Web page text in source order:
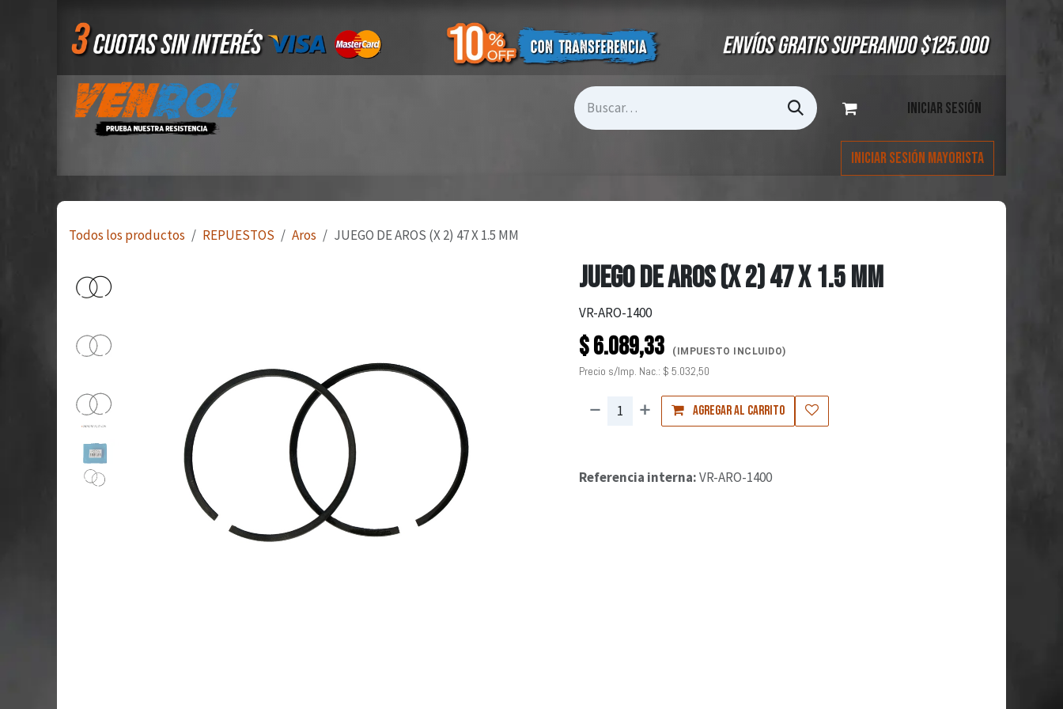
Iniciar sesión
Iniciar Sesión Mayorista
Todos los productos REPUESTOS Aros JUEGO DE AROS (X 2) 47 X 1.5 MM
JUEGO DE AROS (X 2) 47 X 1.5 MM
VR-ARO-1400
$6.089,33 (IMPUESTO INCLUIDO)
Precio s/Imp. Nac.: $ 5.032,50
Agregar al carrito
Referencia interna:VR-ARO-1400